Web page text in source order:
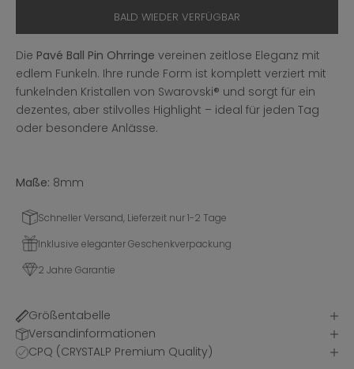
BALD WIEDER VERFÜGBAR
Die Pavé Ball Pin Ohrringe vereinen zeitlose Eleganz mit
edlem Funkeln. Ihre runde Form ist komplett verziert mit
funkelnden Kristallen von Swarovski® und sorgt für ein
dezentes, aber stilvolles Highlight – ideal für jeden Tag
oder besondere Anlässe.
Maße: 8mm
Schneller Versand, Lieferzeit nur 1-2 Tage
Inklusive eleganter Geschenkverpackung
2 Jahre Garantie
Größentabelle
Versandinformationen
CPQ (CRYSTALP Premium Quality)